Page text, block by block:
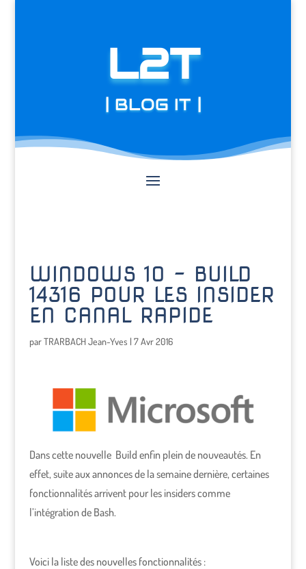
L2T
| BLOG IT |
WINDOWS 10 – BUILD
14316 POUR LES INSIDER
EN CANAL RAPIDE
parTRARBACH Jean-Yves | 7 Avr 2016
Dans cette nouvelle Build enfin plein de nouveautés. En
effet, suite aux annonces de la semaine dernière, certaines
fonctionnalités arrivent pour les insiders comme
l’intégration de Bash.
Voici la liste des nouvelles fonctionnalités :